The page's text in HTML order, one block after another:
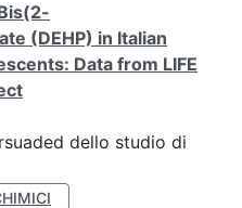
(DEHP) in Italian
Data from LIFE
dello studio di